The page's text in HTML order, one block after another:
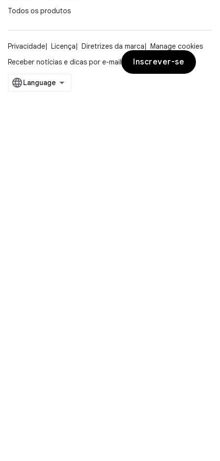
Todos os produtos
Privacidade Licença Diretrizes da marca
Manage cookies
Receber notícias e dicas por e-mail
Inscrever-se